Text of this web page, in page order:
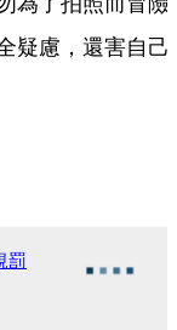
疑慮，還害自己
罰